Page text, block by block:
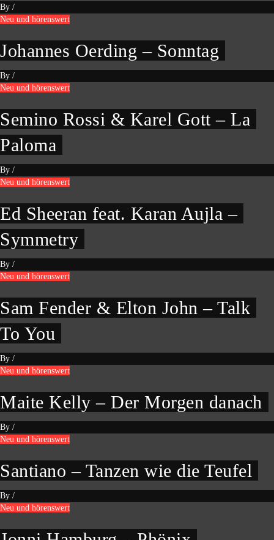
By /
Neu und hörenswert
Johannes Oerding – Sonntag
By /
Neu und hörenswert
Semino Rossi & Karel Gott – La
Paloma
By /
Neu und hörenswert
Ed Sheeran feat. Karan Aujla –
Symmetry
By /
Neu und hörenswert
Sam Fender & Elton John – Talk
To You
By /
Neu und hörenswert
Maite Kelly – Der Morgen danach
By /
Neu und hörenswert
Santiano – Tanzen wie die Teufel
By /
Neu und hörenswert